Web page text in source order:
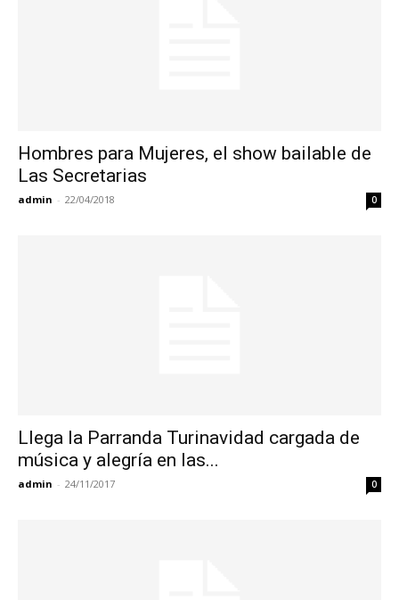
Hombres para Mujeres, el show bailable de
Las Secretarias
admin - 22/04/2018 0
Llega la Parranda Turinavidad cargada de
música y alegría en las...
admin - 24/11/2017 0